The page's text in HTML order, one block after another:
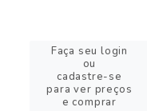
Faça seu login
ou
cadastre-se
para ver preços
e comprar